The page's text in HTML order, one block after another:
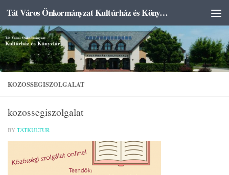
Skip to content Tát Város Önkormányzat Kultúrház és Könyvtár
KOZOSSEGISZOLGALAT
kozossegiszolgalat
BY TATKULTUR